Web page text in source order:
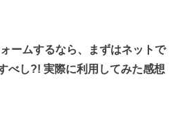
ームするなら、まずはネットで
べし?! 実際に利用してみた感想